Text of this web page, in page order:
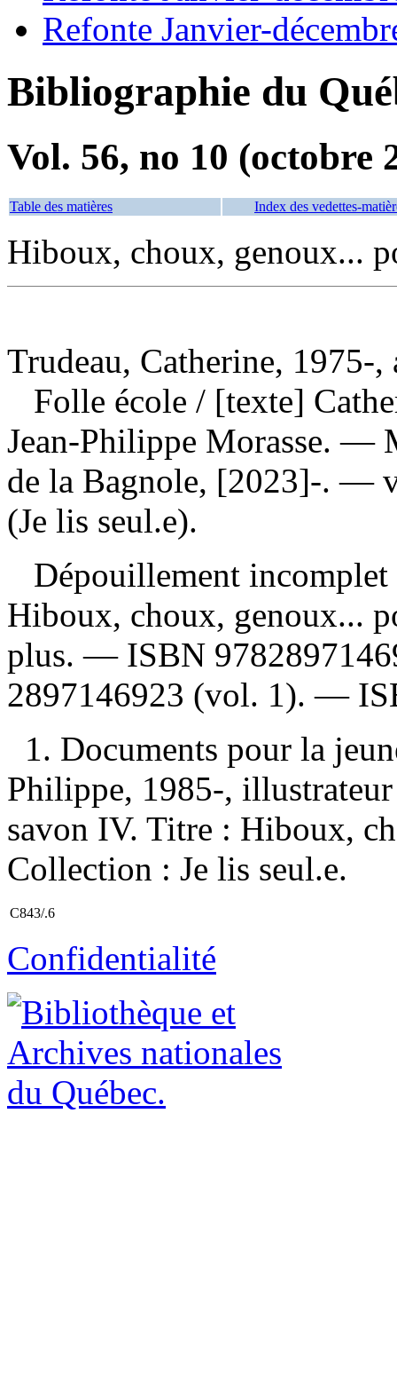
Refonte Janvier-
Bibliographie du
Vol. 56, no 10 (octobre
Table des matières Index des vedettes-
Hiboux, choux, genoux...
Trudeau, Catherine, 1975-,
Folle école / [texte]
Jean-Philippe Morasse. —
de la Bagnole, [2023]-. —
(Je lis seul.e).
Dépouillement
Hiboux, choux, genoux...
plus. — ISBN
2897146923 (vol. 1). —
1. Documents pour la
Philippe, 1985-,
savon IV. Titre : Hiboux,
Collection : Je lis seul.e.
C843/.6
Confidentialité